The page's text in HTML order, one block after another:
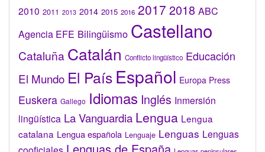
2010 2011 2013 2014 2015 2016 2017 2018 ABC
Agencia EFE Bilingüismo Castellano
Cataluña Catalán Conflicto lingüístico Educación
El Mundo El País Español Europa Press
Euskera Gallego Idiomas Inglés Inmersión
lingüística La Vanguardia Lengua Lengua
catalana Lengua española Lenguaje Lenguas Lenguas